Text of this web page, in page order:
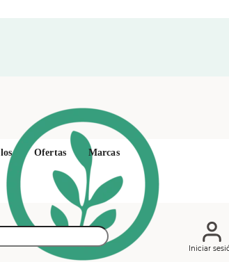
Iniciar
Ofertas Marcas